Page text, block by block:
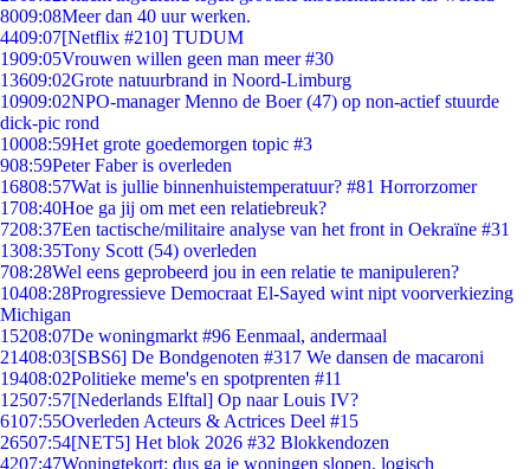
8009:08Meer dan 40 uur werken.
4409:07[Netflix #210] TUDUM
1909:05Vrouwen willen geen man meer #30
13609:02Grote natuurbrand in Noord-Limburg
10909:02NPO-manager Menno de Boer (47) op non-actief stuurde
dick-pic rond
10008:59Het grote goedemorgen topic #3
908:59Peter Faber is overleden
16808:57Wat is jullie binnenhuistemperatuur? #81 Horrorzomer
1708:40Hoe ga jij om met een relatiebreuk?
7208:37Een tactische/militaire analyse van het front in Oekraïne #31
1308:35Tony Scott (54) overleden
708:28Wel eens geprobeerd jou in een relatie te manipuleren?
10408:28Progressieve Democraat El-Sayed wint nipt voorverkiezing
Michigan
15208:07De woningmarkt #96 Eenmaal, andermaal
21408:03[SBS6] De Bondgenoten #317 We dansen de macaroni
19408:02Politieke meme's en spotprenten #11
12507:57[Nederlands Elftal] Op naar Louis IV?
6107:55Overleden Acteurs & Actrices Deel #15
26507:54[NET5] Het blok 2026 #32 Blokkendozen
4207:47Woningtekort: dus ga je woningen slopen, logisch